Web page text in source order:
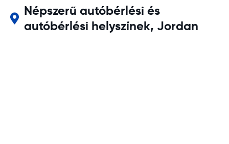
Népszerű autóbérlési és
autóbérlési helyszínek, Jordan